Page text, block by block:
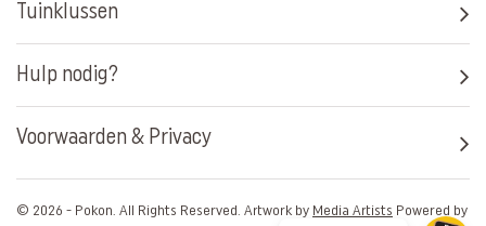
Tuinklussen
Hulp nodig?
Voorwaarden & Privacy
© 2026 - Pokon. All Rights Reserved. Artwork by Media Artists Powered by